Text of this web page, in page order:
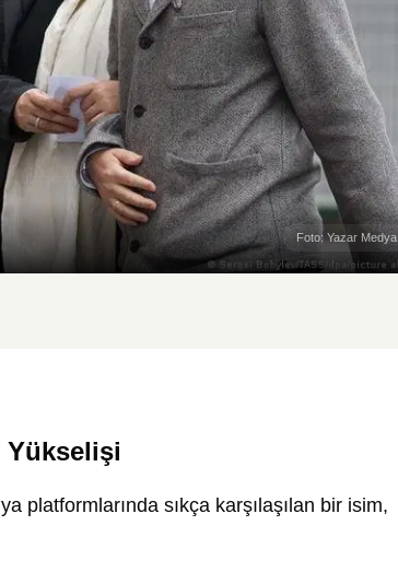
Foto: Yazar Medya
Yükselişi
platformlarında sıkça karşılaşılan bir isim,